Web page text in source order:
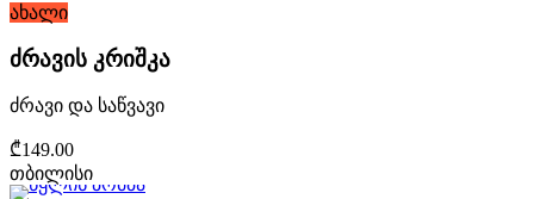
ახალი
ძრავის კრიშკა
ძრავი და საწვავი
₾149.00
თბილისი